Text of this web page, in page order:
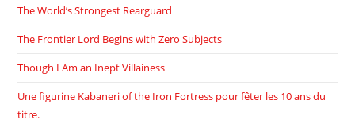
The World’s Strongest Rearguard
The Frontier Lord Begins with Zero Subjects
Though I Am an Inept Villainess
Une figurine Kabaneri of the Iron Fortress pour fêter les 10 ans du
titre.